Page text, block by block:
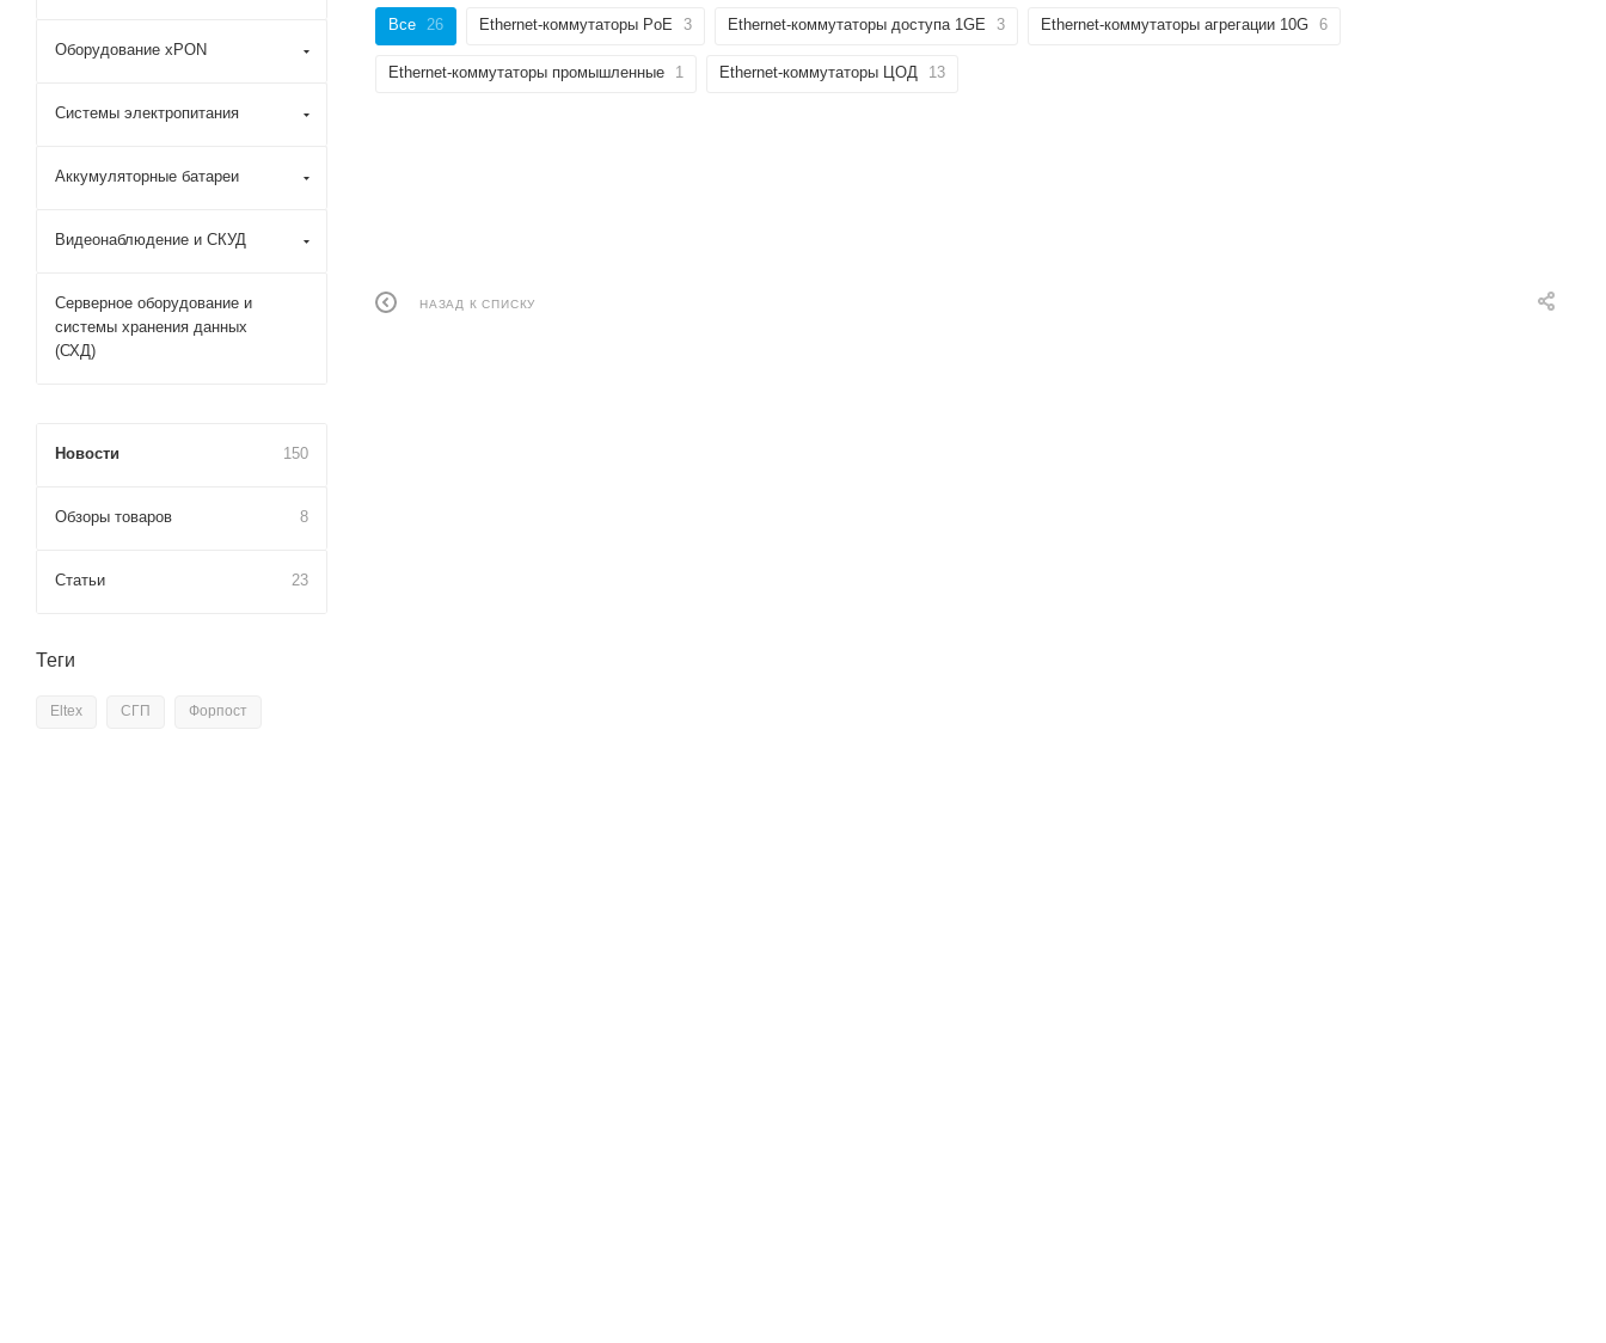
Все 26 Ethernet-коммутаторы PoE 3 Ethernet-коммутаторы доступа 1GE 3 Ethernet-коммутаторы агрегации 10G 6
Ethernet-коммутаторы промышленные 1 Ethernet-коммутаторы ЦОД 13
НАЗАД К СПИСКУ
Оборудование xPON
Системы электропитания
Аккумуляторные батареи
Видеонаблюдение и СКУД
Серверное оборудование и
системы хранения данных
(СХД)
Новости 150
Обзоры товаров 8
Статьи 23
Теги
Eltex СГП Форпост